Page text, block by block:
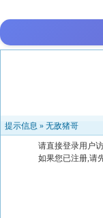
提示信息 » 无敌猪哥
请直接登录用户
如果您已注册,请